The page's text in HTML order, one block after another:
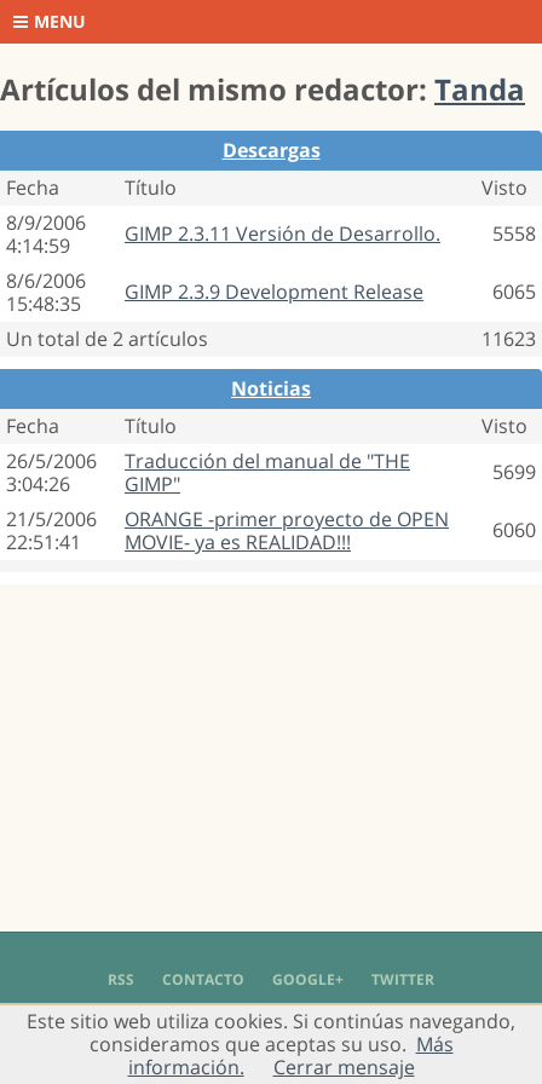
MENU
Artículos del mismo redactor: Tanda
Descargas
Fecha
Título
Visto
8/9/2006
4:14:59
GIMP 2.3.11 Versión de Desarrollo.
5558
8/6/2006
15:48:35
GIMP 2.3.9 Development Release
6065
Un total de 2 artículos
11623
Noticias
Fecha
Título
Visto
26/5/2006
3:04:26
Traducción del manual de "THE
GIMP"
5699
21/5/2006
22:51:41
ORANGE -primer proyecto de OPEN
MOVIE- ya es REALIDAD!!!
6060
RSS CONTACTO GOOGLE+ TWITTER
© 2004 - 2018 Grupo de Usuarios de Gimp en Español -Política de Privacidad
Aviso Legal
Este sitio web utiliza cookies. Si continúas navegando,
consideramos que aceptas su uso. Más
información.
Cerrar mensaje